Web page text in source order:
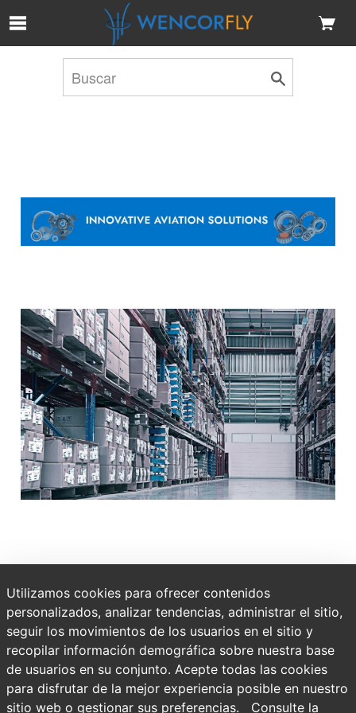
Saltar al contenido principal
on your time.
SEARCH parts, NHAs and ATAs
TRACKorders and shipments
VIEWavailable stock by locations and lead times
Utilizamos cookies para ofrecer contenidos
personalizados, analizar tendencias, administrar el sitio,
seguir los movimientos de los usuarios en el sitio y
recopilar información demográfica sobre nuestra base
de usuarios en su conjunto. Acepte todas las cookies
para disfrutar de la mejor experiencia posible en nuestro
sitio web o gestionar sus preferencias.
Consulte la